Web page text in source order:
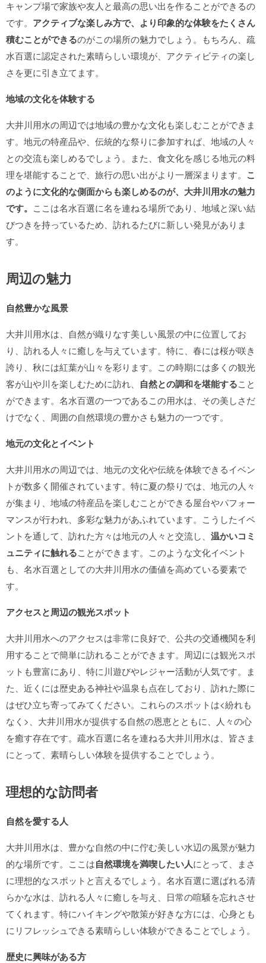
キャンプ場で家族や友人と最高の思い出を作ることができるの
です。 アクティブな楽しみ方で、より印象的な体験をたくさん
積むことができるのがこの場所の魅力でしょう。もちろん、疏
水百選に認定された素晴らしい環境が、アクティビティの楽し
さを更に引き立てます。
地域の文化を体験する
大井川用水の周辺では地域の豊かな文化も楽しむことができま
す。地元の特産品や、伝統的な祭りに参加すれば、地域の人々
との交流も楽しめるでしょう。また、食文化を感じる地元の料
理を堪能することで、旅行の思い出がより一層深まります。 こ
のように文化的な側面からも楽しめるのが、大井川用水の魅力
です。 ここは名水百選に名を連ねる場所であり、地域と深い結
びつきを持っているため、訪れるたびに新しい発見がありま
す。
周辺の魅力
自然豊かな風景
大井川用水は、自然が織りなす美しい風景の中に位置してお
り、訪れる人々に癒しを与えています。特に、春には桜が咲き
誇り、秋には紅葉が山々を彩ります。この時期には多くの観光
客が山や川を楽しむために訪れ、 自然との調和を堪能すること
ができます。名水百選の一つであるこの用水は、その美しさだ
けでなく、周囲の自然環境の豊かさも魅力の一つです。
地元の文化とイベント
大井川用水の周辺では、地元の文化や伝統を体験できるイベン
トが数多く開催されています。特に夏の祭りでは、地元の人々
が集まり、地域の特産品を楽しむことができる屋台やパフォー
マンスが行われ、多彩な魅力があふれています。こうしたイベ
ントを通して、訪れた方々は地元の人々と交流し、 温かいコミ
ュニティに触れることができます。このような文化イベント
も、名水百選としての大井川用水の価値を高めている要素で
す。
アクセスと周辺の観光スポット
大井川用水へのアクセスは非常に良好で、公共の交通機関を利
用することで簡単に訪れることができます。周辺には観光スポ
ットも豊富にあり、特に川遊びやレジャー活動が人気です。ま
た、近くには歴史ある神社や温泉も点在しており、訪れた際に
はぜひ立ち寄ってみてください。これらのスポットは<紛れも
なく>、大井川用水が提供する自然の恩恵とともに、人々の心
を癒す存在です。疏水百選に名を連ねる大井川用水は、皆さま
にとって、素晴らしい体験を提供することでしょう。
理想的な訪問者
自然を愛する人
大井川用水は、豊かな自然の中に佇む美しい水辺の風景が魅力
的な場所です。ここは自然環境を満喫したい人にとって、まさ
に理想的なスポットと言えるでしょう。名水百選に選ばれる清
らかな水は、訪れる人々に癒しを与え、日常の喧騒を忘れさせ
てくれます。特にハイキングや散策が好きな方には、心身とも
にリフレッシュできる素晴らしい体験ができることでしょう。
歴史に興味がある方